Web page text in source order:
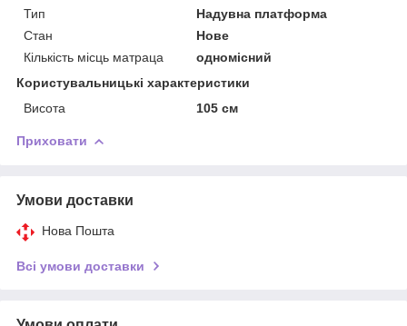
Тип
Надувна платформа
Стан
Нове
Кількість місць матраца
одномісний
Користувальницькі характеристики
Висота
105 см
Приховати
Умови доставки
Нова Пошта
Всі умови доставки